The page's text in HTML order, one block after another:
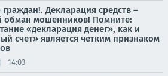
Декларация средств –
обман мошенников! Помните:
«декларация денег», как и
счет» является четким признаком
14:03